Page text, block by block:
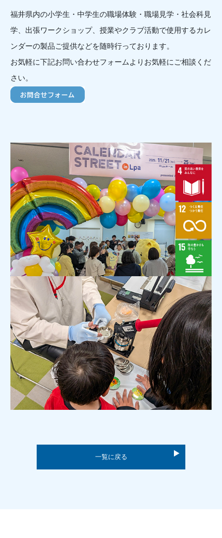
福井県内の小学生・中学生の職場体験・職場見学・社会科見
学、出張ワークショップ、授業やクラブ活動で使用するカレ
ンダーの製品ご提供などを随時行っております。
お気軽に下記お問い合わせフォームよりお気軽にご相談くだ
さい。
一覧に戻る